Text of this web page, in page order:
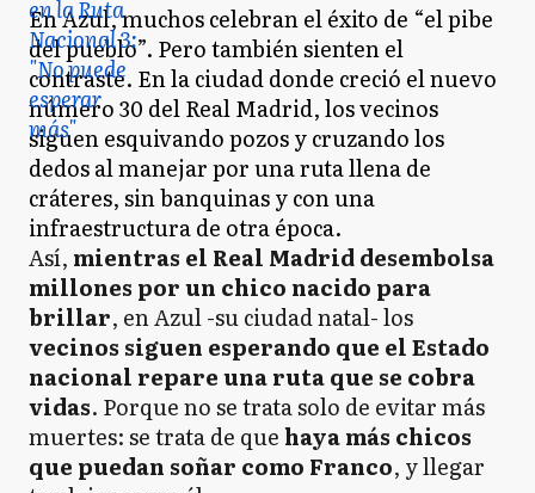
En Azul, muchos celebran el éxito de “el pibe
del pueblo”. Pero también sienten el
contraste. En la ciudad donde creció el nuevo
número 30 del Real Madrid, los vecinos
siguen esquivando pozos y cruzando los
dedos al manejar por una ruta llena de
cráteres, sin banquinas y con una
infraestructura de otra época.
Así, mientras el Real Madrid desembolsa
millones por un chico nacido para
brillar, en Azul -su ciudad natal- los
vecinos siguen esperando que el Estado
nacional repare una ruta que se cobra
vidas. Porque no se trata solo de evitar más
muertes: se trata de que haya más chicos
que puedan soñar como Franco, y llegar